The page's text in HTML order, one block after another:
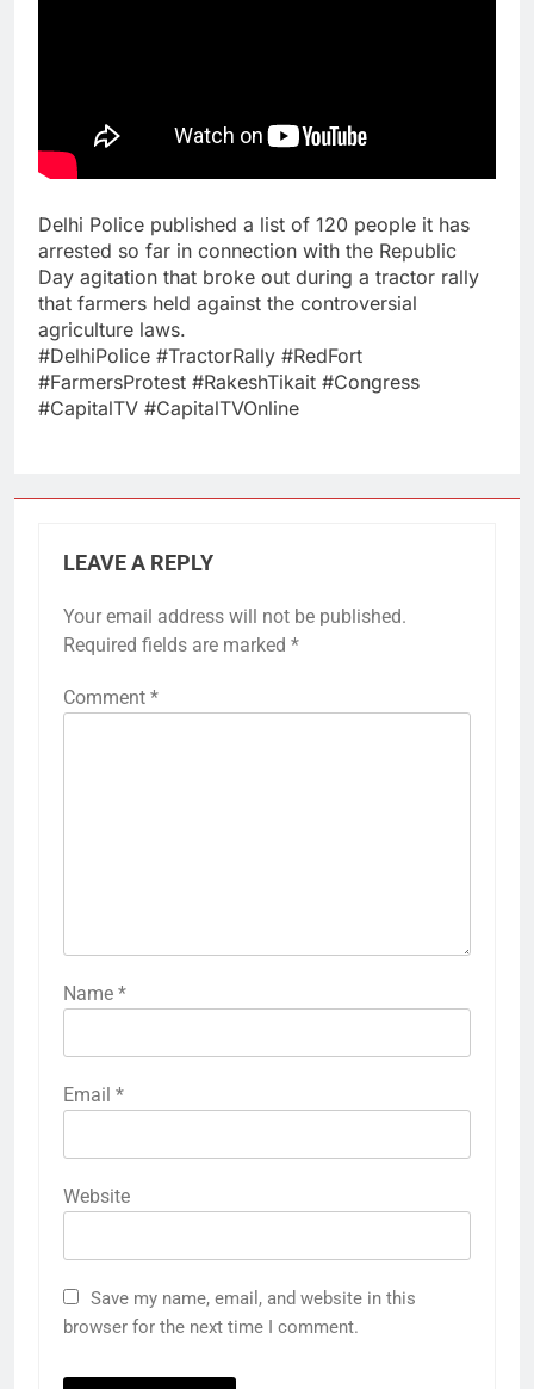
Delhi Police published a list of 120 people it has
arrested so far in connection with the Republic
Day agitation that broke out during a tractor rally
that farmers held against the controversial
agriculture laws.
#DelhiPolice​ #TractorRally​ #RedFort​
#FarmersProtest​ #RakeshTikait​ #Congress​
#CapitalTV​ #CapitalTVOnline
LEAVE A REPLY
Your email address will not be published.
Required fields are marked *
Comment *
Name *
Email *
Website
Save my name, email, and website in this
browser for the next time I comment.
उत्तर प्रदेश में गांवों में बढ़ेंगी सुविधाएं: 67%
बढ़ा पंचायतों का बजट